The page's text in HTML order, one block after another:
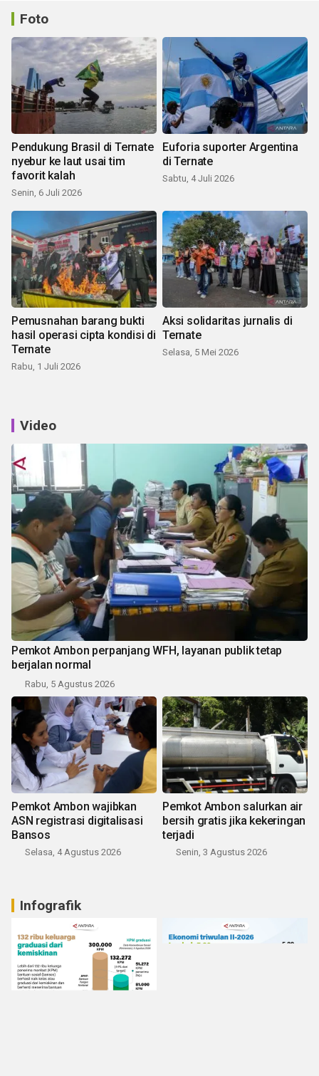
Foto
Pendukung Brasil di Ternate
nyebur ke laut usai tim
favorit kalah
Senin, 6 Juli 2026
Euforia suporter Argentina
di Ternate
Sabtu, 4 Juli 2026
Pemusnahan barang bukti
hasil operasi cipta kondisi di
Ternate
Rabu, 1 Juli 2026
Aksi solidaritas jurnalis di
Ternate
Selasa, 5 Mei 2026
Video
Pemkot Ambon perpanjang WFH, layanan publik tetap
berjalan normal
Rabu, 5 Agustus 2026
Pemkot Ambon wajibkan
ASN registrasi digitalisasi
Bansos
Selasa, 4 Agustus 2026
Pemkot Ambon salurkan air
bersih gratis jika kekeringan
terjadi
Senin, 3 Agustus 2026
Infografik